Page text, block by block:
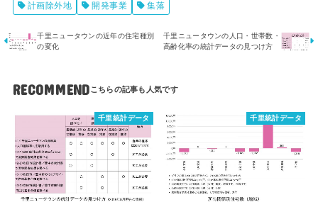
計画除外地
開発事業 集落
千里ニュータウンの近年の住宅種別
の変化
千里ニュータウンの人口・世帯数・
高齢化率の統計データの見つけ方
RECOMMEND
千里統計データ 千里統計データ